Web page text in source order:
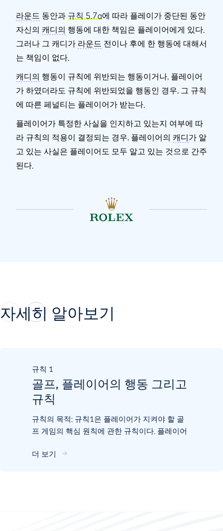
라운드 동안과 규칙 5.7a에 따라 플레이가 중단된 동안
자신의 캐디의 행동에 대한 책임은 플레이어에게 있다.
그러나 그 캐디가 라운드 전이나 후에 한 행동에 대해서
는 책임이 없다.
캐디의 행동이 규칙에 위반되는 행동이거나, 플레이어
가 하였더라도 규칙에 위반되었을 행동인 경우, 그 규칙
에 따른 페널티는 플레이어가 받는다.
플레이어가 특정한 사실을 인지하고 있는지 여부에 따
라 규칙의 적용이 결정되는 경우, 플레이어의 캐디가 알
고 있는 사실은 플레이어도 모두 알고 있는 것으로 간주
된다.
자세히 알아보기
규칙 1
골프, 플레이어의 행동 그리고
규칙
규칙의 목적: 규칙1은 플레이어가 지켜야 할 골
프 게임의 핵심 원칙에 관한 규칙이다. 플레이어
대로 플레이한다. 플레이어는 규칙과 골프 게임
더 보기